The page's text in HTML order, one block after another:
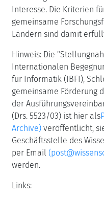
Interesse. Die Kriterien
gemeinsame
Ländern sind damit
Hinweis: Die
Internationalen
für Informatik (IBFI),
gemeinsame Förderung
der
(Drs. 5523/03) ist hier als
Archive) veröffentlicht,
Geschäftsstelle des
per Email
werden.
Links: